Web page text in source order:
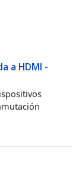
a HDMI -